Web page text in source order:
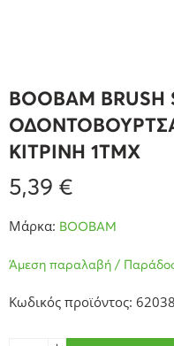
BOOBAM BRUSH
ΟΔΟΝΤΟΒΟΥΡΤΣΑ
ΚΙΤΡΙΝΗ 1ΤΜΧ
5,39 €
Μάρκα: BOOBAM
Άμεση παραλαβή /
Κωδικός προϊόντος: